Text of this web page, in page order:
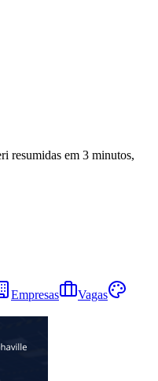
resumidas em 3 minutos,
Empresas
Vagas